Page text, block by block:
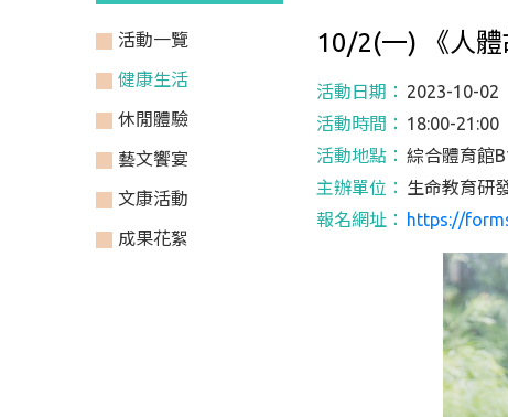
活動一覽
健康生活
休閒體驗
藝文饗宴
文康活動
成果花絮
10/2(一) 《人
活動日期： 2023-10-02
活動時間： 18:00-21:00
活動地點： 綜合體育館
主辦單位： 生命教育
報名網址： https://